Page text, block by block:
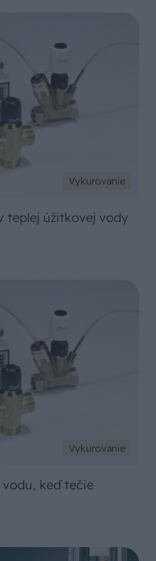
Vykurovanie
teplej úžitkovej vody
Vykurovanie
keď tečie